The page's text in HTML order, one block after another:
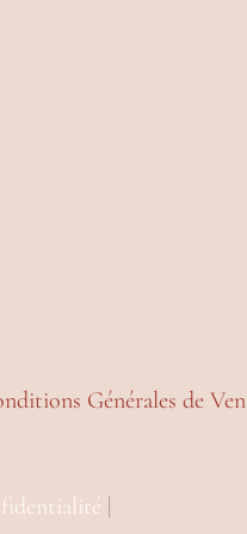
Générales de